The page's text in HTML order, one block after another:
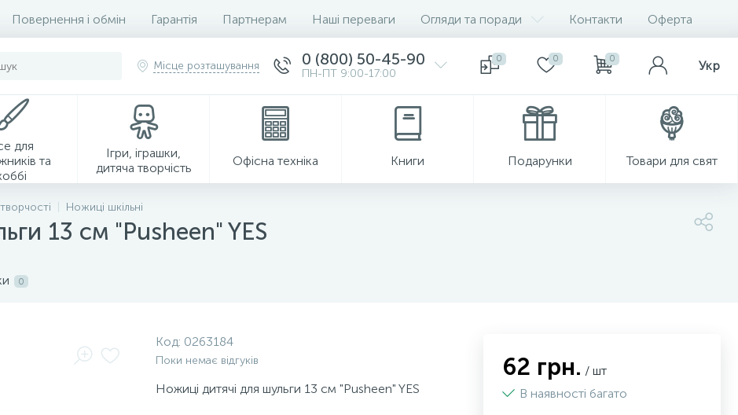
Повернення і обмін Гарантія Партнерам Наші переваги Огляди та поради Контакти Оферта
Місце розташування 0 (800) 50-45-90
ПН-ПТ 9:00-17:00
0 0 0 Укр
для
та
Ігри, іграшки,
дитяча творчість
Офісна техніка Книги Подарунки Товари для свят
Ножиці шкільні
13 см "Pusheen" YES
0
Код: 0263184
Поки немає відгуків
Ножиці дитячі для шульги 13 см "Pusheen" YES
62 грн. / шт
В наявності багато